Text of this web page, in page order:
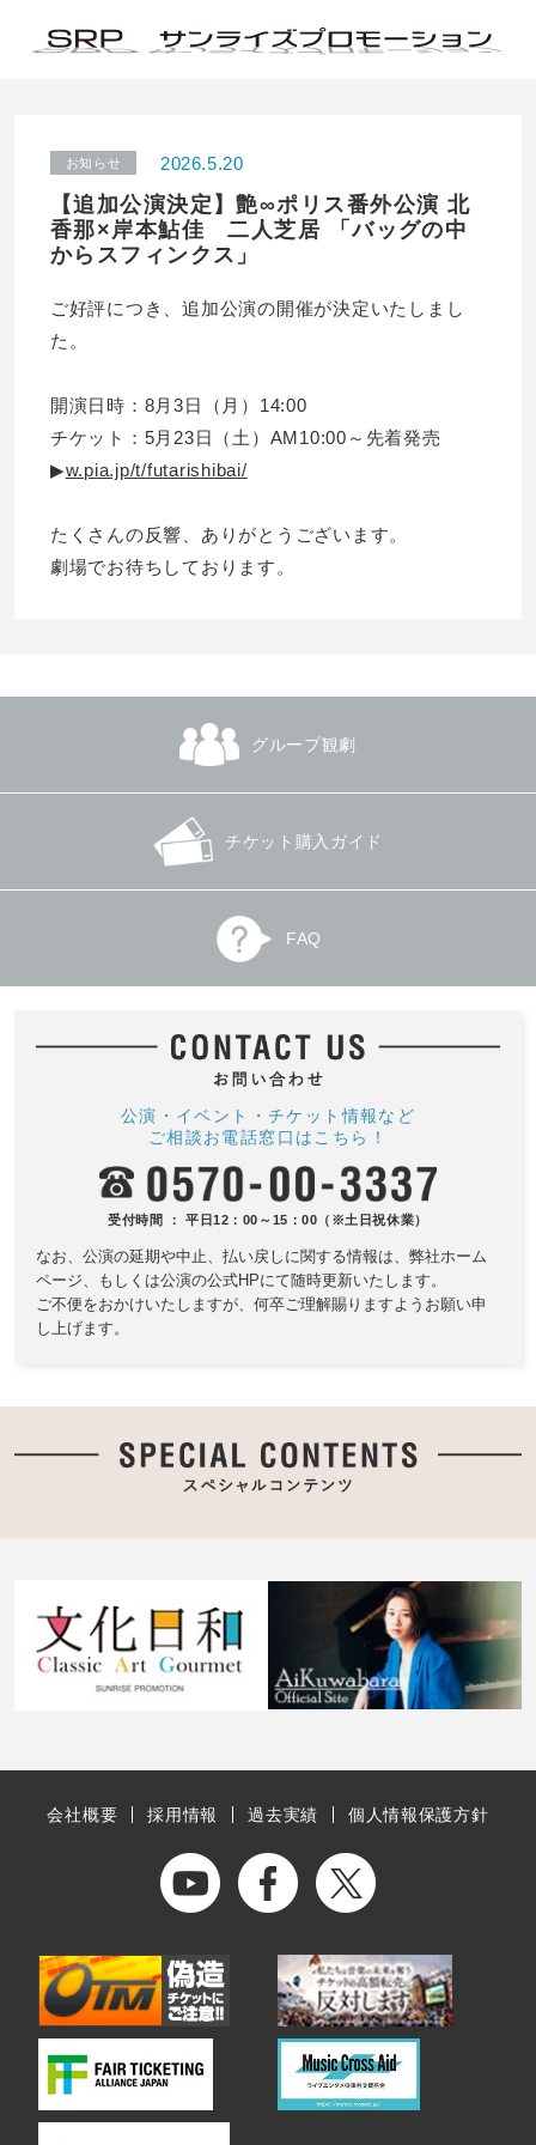
お知らせ 2026.5.20
【追加公演決定】艶∞ポリス番外公演 北
香那×岸本鮎佳 二人芝居 「バッグの中
からスフィンクス」
ご好評につき、追加公演の開催が決定いたしまし
た。
開演日時：8月3日（月）14:00
チケット：5月23日（土）AM10:00～先着発売
▶w.pia.jp/t/futarishibai/
たくさんの反響、ありがとうございます。
劇場でお待ちしております。
グループ観劇
チケット購入ガイド
FAQ
公演・イベント・チケット情報など
ご相談お電話窓口はこちら！
受付時間 ： 平日12：00～15：00（※土日祝休業）
なお、公演の延期や中止、払い戻しに関する情報は、 弊社ホーム
ページ、もしくは公演の公式HPにて随時更新いたします。
ご不便をおかけいたしますが、何卒ご理解賜りますようお願い申
し上げます。
会社概要 採用情報 過去実績 個人情報保護方針